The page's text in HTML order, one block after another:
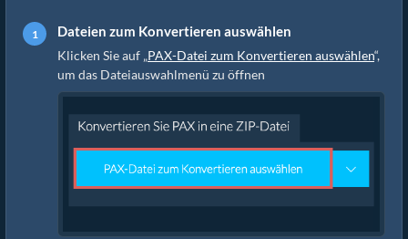
Dateien zum Konvertieren auswählen
Klicken Sie auf „PAX-Datei zum Konvertieren auswählen“,
um das Dateiauswahlmenü zu öffnen